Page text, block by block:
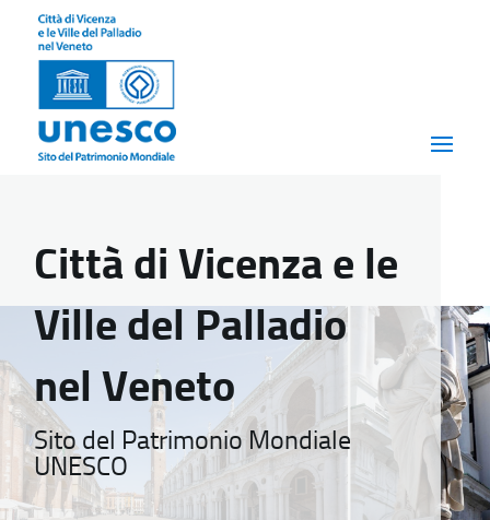
Città di Vicenza e le
Ville del Palladio
nel Veneto
Sito del Patrimonio Mondiale
UNESCO